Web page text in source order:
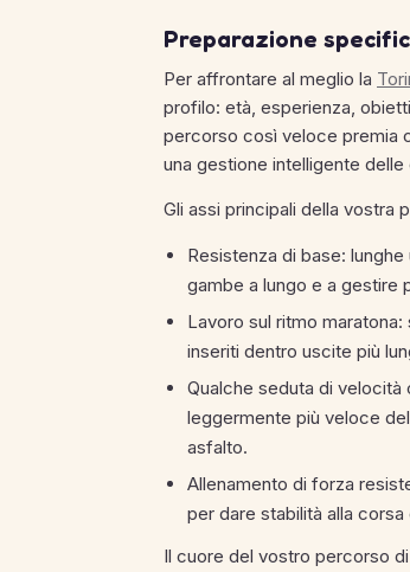
Preparazione
Per affrontare al meglio la
profilo: età, esperienza,
percorso così veloce premia
una gestione intelligente delle
Gli assi principali della vostra
Resistenza di base:
gambe a lungo e a gestire
Lavoro sul ritmo
inseriti dentro uscite più
Qualche seduta di
leggermente più veloce
asfalto.
Allenamento di forza
per dare stabilità alla
Il cuore del vostro percorso